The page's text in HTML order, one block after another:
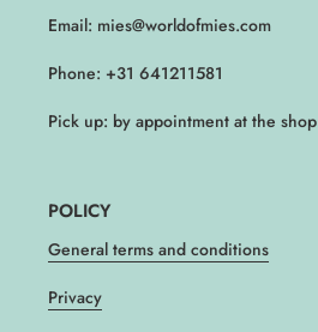
Email: mies@worldofmies.com
Phone: +31 641211581
Pick up: by appointment at the shop
POLICY
General terms and conditions
Privacy